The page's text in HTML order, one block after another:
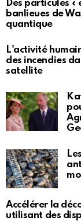
Des particules
banlieues de
quantique
L'activité
des incendies
satellite
Accélérer la
utilisant des